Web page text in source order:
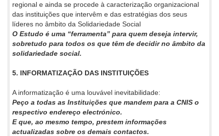
regional e ainda se procede à caracterização organizacional
das instituições que intervêm e das estratégias dos seus
líderes no âmbito da Solidariedade Social
O Estudo é uma “ferramenta” para quem deseja intervir,
sobretudo para todos os que têm de decidir no âmbito da
solidariedade social.
5. INFORMATIZAÇÃO DAS INSTITUIÇÕES
A informatização é uma louvável inevitabilidade:
Peço a todas as Instituições que mandem para a CNIS o
respectivo endereço electrónico.
E que, ao mesmo tempo, prestem informações
actualizadas sobre os demais contactos.